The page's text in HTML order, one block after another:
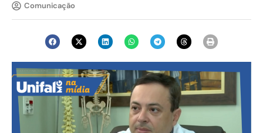
Comunicação